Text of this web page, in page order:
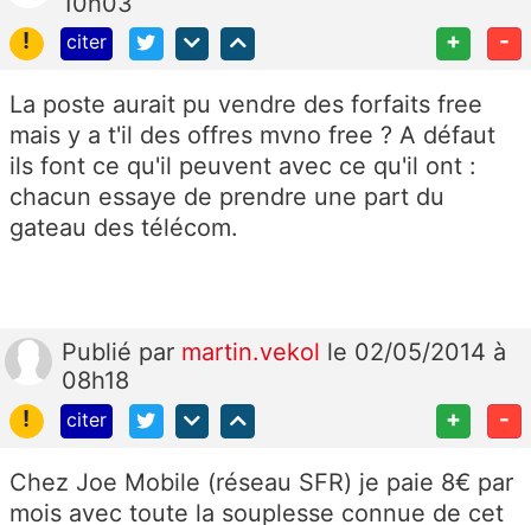
!
citer + -
La poste aurait pu vendre des forfaits free
mais y a t'il des offres mvno free ? A défaut
ils font ce qu'il peuvent avec ce qu'il ont :
chacun essaye de prendre une part du
gateau des télécom.
Publié par martin.vekol le 02/05/2014 à
08h18
!
citer + -
Chez Joe Mobile (réseau SFR) je paie 8€ par
mois avec toute la souplesse connue de cet